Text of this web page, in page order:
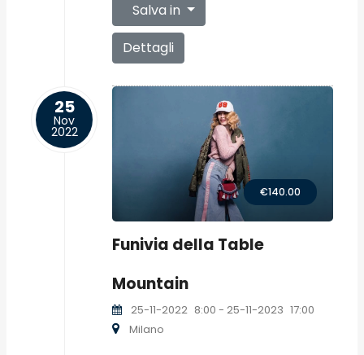
Salva in
Dettagli
25
Nov
2022
€140.00
Funivia della Table
Mountain
25-11-2022 8:00 - 25-11-2023 17:00
Milano